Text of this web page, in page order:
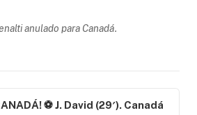
anulado para Canadá.
⚽ J. David (29′). Canadá